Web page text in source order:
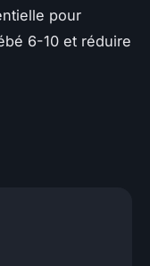
pour
6-10 et réduire